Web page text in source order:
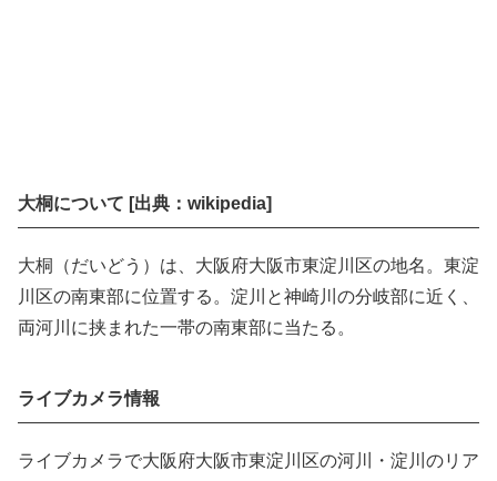
大桐について [出典：wikipedia]
大桐（だいどう）は、大阪府大阪市東淀川区の地名。東淀
川区の南東部に位置する。淀川と神崎川の分岐部に近く、
両河川に挟まれた一帯の南東部に当たる。
ライブカメラ情報
ライブカメラで大阪府大阪市東淀川区の河川・淀川のリア